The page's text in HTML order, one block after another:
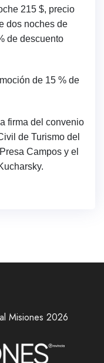
215 $, precio
dos noches de
de descuento
de 15 % de
firma del convenio
de Turismo del
Campos y el
Misiones 2026